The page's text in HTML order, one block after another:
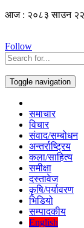
आज : २०८३ साउन २२
Follow
Toggle navigation
समाचार
विचार
संवाद/सम्बोधन
अन्तर्राष्ट्रिय
कला/साहित्य
समीक्षा
दस्तावेज
कृषि/पर्यावरण
भिडियो
सम्पादकीय
English